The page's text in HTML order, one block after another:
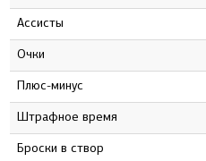
Ассисты
Очки
Плюс-минус
штрафное время
Броски в створ